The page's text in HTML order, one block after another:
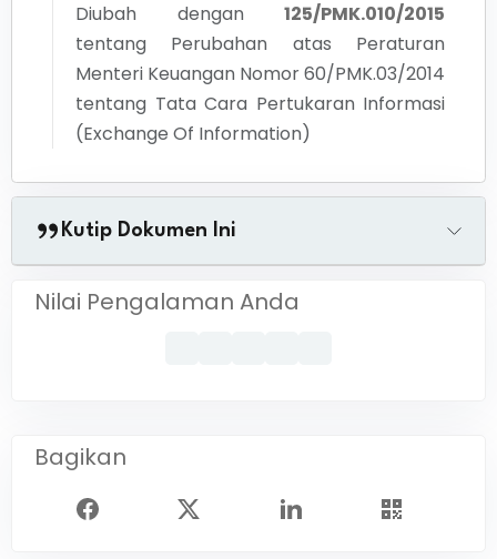
Diubah dengan
125/PMK.010/2015
tentang Perubahan atas Peraturan
Menteri Keuangan Nomor 60/PMK.03/2014
tentang Tata Cara Pertukaran Informasi
(Exchange Of Information)
Kutip Dokumen Ini
Nilai Pengalaman Anda
Bagikan